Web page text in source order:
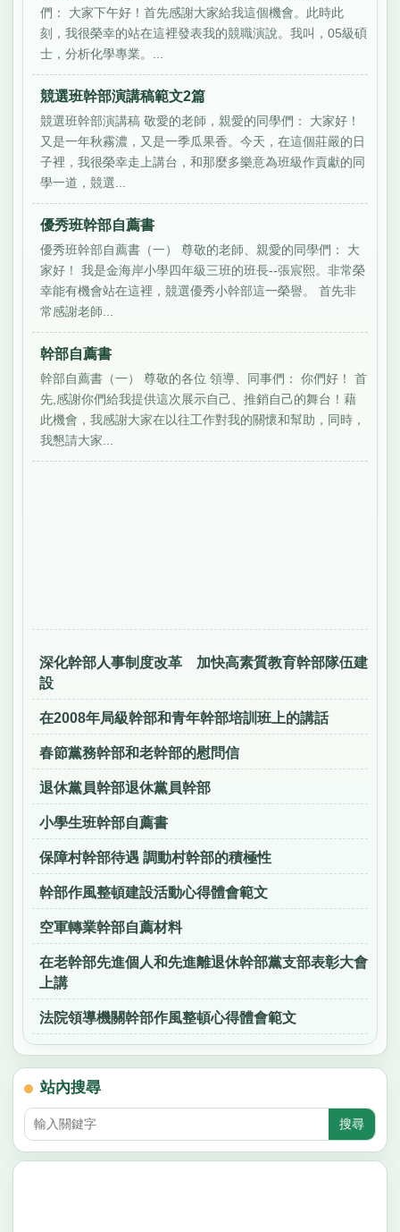
們： 大家下午好！首先感謝大家給我這個機會。此時此
刻，我很榮幸的站在這裡發表我的競職演說。我叫，05級碩
士，分析化學專業。...
競選班幹部演講稿範文2篇
競選班幹部演講稿 敬愛的老師，親愛的同學們： 大家好！
又是一年秋霧濃，又是一季瓜果香。今天，在這個莊嚴的日
子裡，我很榮幸走上講台，和那麼多樂意為班級作貢獻的同
學一道，競選...
優秀班幹部自薦書
優秀班幹部自薦書（一） 尊敬的老師、親愛的同學們： 大
家好！ 我是金海岸小學四年級三班的班長--張宸熙。非常榮
幸能有機會站在這裡，競選優秀小幹部這一榮譽。 首先非
常感謝老師...
幹部自薦書
幹部自薦書（一） 尊敬的各位 領導、同事們： 你們好！ 首
先,感謝你們給我提供這次展示自己、推銷自己的舞台！藉
此機會，我感謝大家在以往工作對我的關懷和幫助，同時，
我懇請大家...
深化幹部人事制度改革 加快高素質教育幹部隊伍建
設
在2008年局級幹部和青年幹部培訓班上的講話
春節黨務幹部和老幹部的慰問信
退休黨員幹部退休黨員幹部
小學生班幹部自薦書
保障村幹部待遇 調動村幹部的積極性
幹部作風整頓建設活動心得體會範文
空軍轉業幹部自薦材料
在老幹部先進個人和先進離退休幹部黨支部表彰大會
上講
法院領導機關幹部作風整頓心得體會範文
站內搜尋